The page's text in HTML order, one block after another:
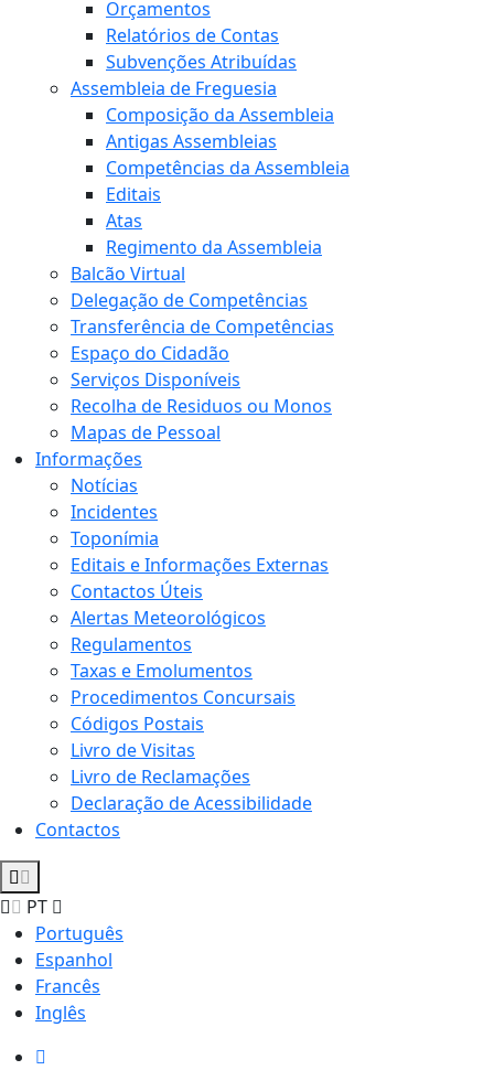
Orçamentos
Relatórios de Contas
Subvenções Atribuídas
Assembleia de Freguesia
Composição da Assembleia
Antigas Assembleias
Competências da Assembleia
Editais
Atas
Regimento da Assembleia
Balcão Virtual
Delegação de Competências
Transferência de Competências
Espaço do Cidadão
Serviços Disponíveis
Recolha de Residuos ou Monos
Mapas de Pessoal
Informações
Notícias
Incidentes
Toponímia
Editais e Informações Externas
Contactos Úteis
Alertas Meteorológicos
Regulamentos
Taxas e Emolumentos
Procedimentos Concursais
Códigos Postais
Livro de Visitas
Livro de Reclamações
Declaração de Acessibilidade
Contactos
PT
Português
Espanhol
Francês
Inglês